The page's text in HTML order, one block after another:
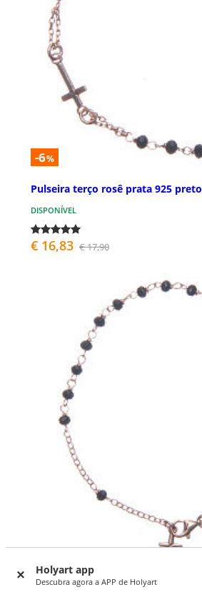
Holyart app
Descubra agora a APP de Holyart
-6%
Pulseira terço rosê prata 925 preto
DISPONÍVEL
€ 16,83 € 17,90